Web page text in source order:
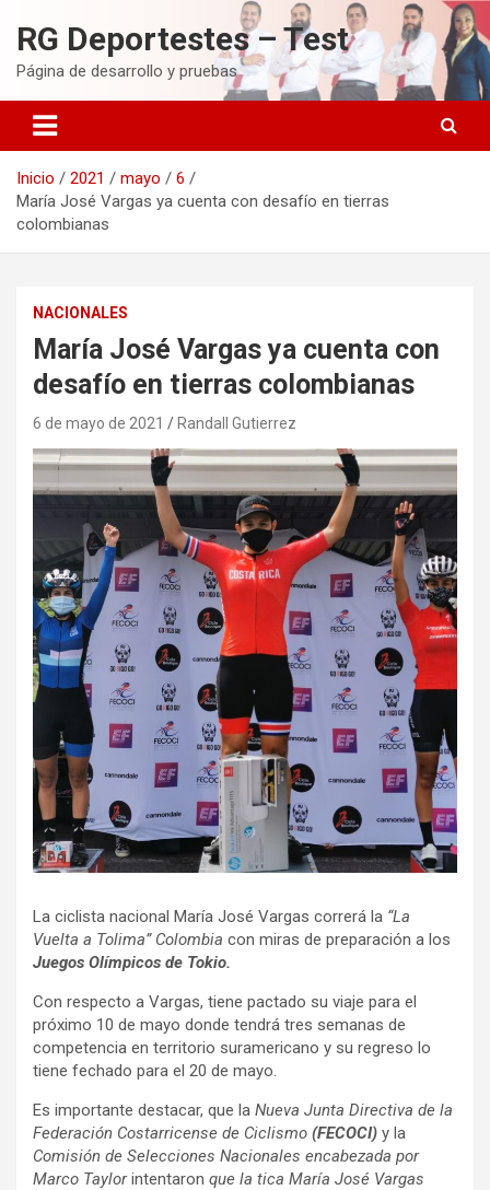
contenido
RG Deportestes – Test
Página de desarrollo y pruebas
Inicio 2021 mayo
6
María José Vargas ya cuenta con desafío en tierras
colombianas
NACIONALES
María José Vargas ya cuenta con
desafío en tierras colombianas
6 de mayo de 2021 Randall Gutierrez
La ciclista nacional María José Vargas correrá la “La
Vuelta a Tolima” Colombia con miras de preparación a los
Juegos Olímpicos de Tokio.
Con respecto a Vargas, tiene pactado su viaje para el
próximo 10 de mayo donde tendrá tres semanas de
competencia en territorio suramericano y su regreso lo
tiene fechado para el 20 de mayo.
Es importante destacar, que la Nueva Junta Directiva de la
Federación Costarricense de Ciclismo (FECOCI) y la
Comisión de Selecciones Nacionales encabezada por
Marco Taylorintentaron que la tica María José Vargas